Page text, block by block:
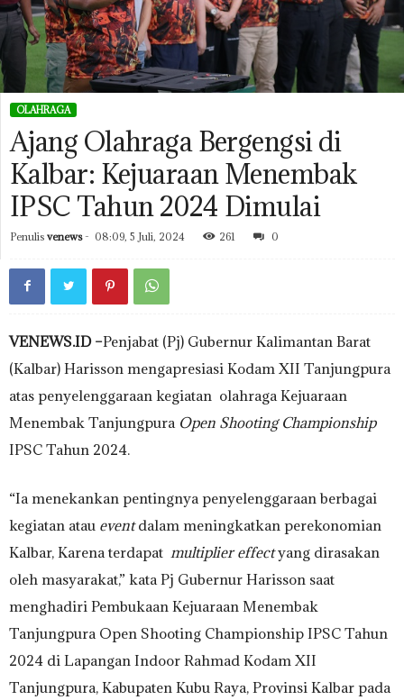
OLAHRAGA
Ajang Olahraga Bergengsi di
Kalbar: Kejuaraan Menembak
IPSC Tahun 2024 Dimulai
Penulis venews- 08:09, 5 Juli, 2024 261 0
VENEWS.ID –Penjabat (Pj) Gubernur Kalimantan Barat
(Kalbar) Harisson mengapresiasi Kodam XII Tanjungpura
atas penyelenggaraan kegiatan olahraga Kejuaraan
Menembak Tanjungpura Open Shooting Championship
IPSC Tahun 2024.
“Ia menekankan pentingnya penyelenggaraan berbagai
kegiatan atau eventdalam meningkatkan perekonomian
Kalbar, Karena terdapat multiplier effectyang dirasakan
oleh masyarakat,” kata Pj Gubernur Harisson saat
menghadiri Pembukaan Kejuaraan Menembak
Tanjungpura Open Shooting Championship IPSC Tahun
2024 di Lapangan Indoor Rahmad Kodam XII
Tanjungpura, Kabupaten Kubu Raya, Provinsi Kalbar pada